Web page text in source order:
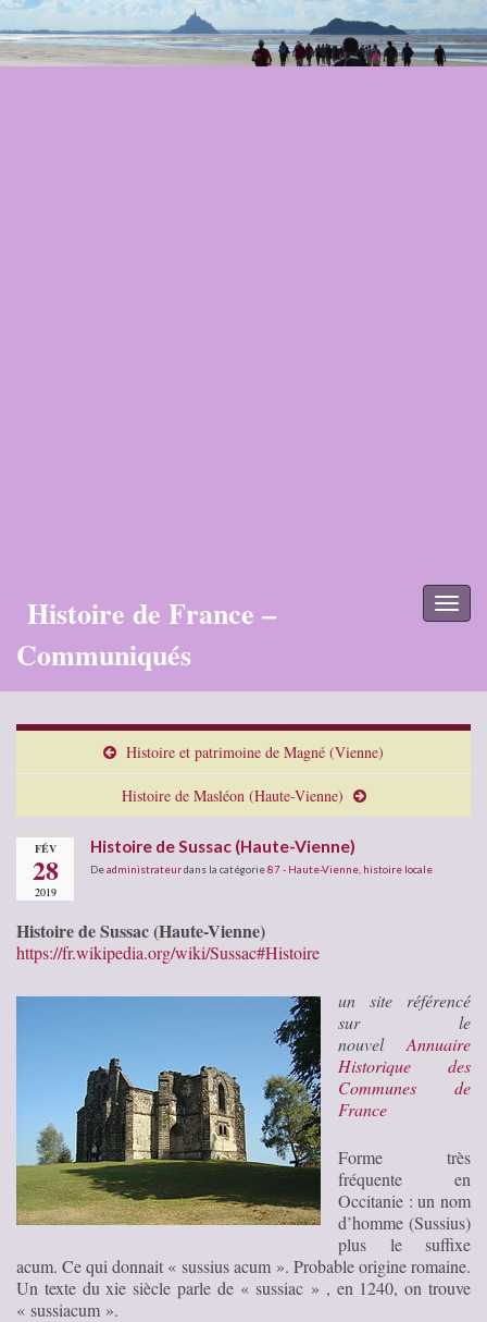
Histoire de France –
Communiqués
Histoire et patrimoine de Magné (Vienne)
Histoire de Masléon (Haute-Vienne)
FÉV
28
2019
Histoire de Sussac (Haute-Vienne)
Deadministrateurdans la catégorie87 - Haute-Vienne histoire locale
Histoire de Sussac (Haute-Vienne)
https://fr.wikipedia.org/wiki/Sussac#Histoire
un site référencé
sur le
nouvel Annuaire
Historique des
Communes de
France
Forme très
fréquente en
Occitanie : un nom
d’homme (Sussius)
plus le suffixe
acum. Ce qui donnait « sussius acum ». Probable origine romaine.
Un texte du xie siècle parle de « sussiac » , en 1240, on trouve
« sussiacum ».